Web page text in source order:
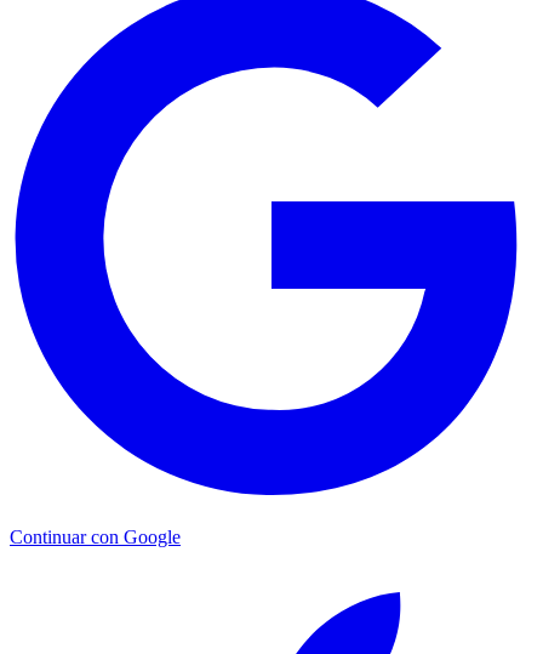
Continuar con Google